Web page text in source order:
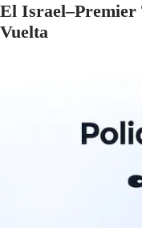
El Israel–Premier
Vuelta